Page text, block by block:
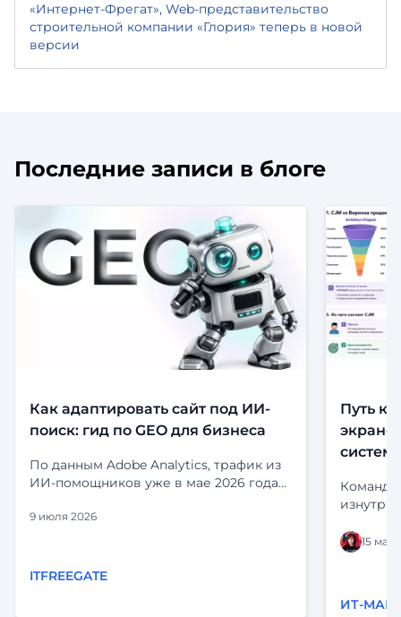
«Интернет-Фрегат», Web-представительство
строительной компании «Глория» теперь в новой
версии
Последние записи в блоге
Как адаптировать сайт под ИИ-
поиск: гид по GEO для бизнеса
По данным Adobe Analytics, трафик из
ИИ-помощников уже в мае 2026 года
визит, чем органический поиск.
— они дольше остаются, глубже
9 июля 2026
ITFREEGATE
Путь
Команда
15 мая
ИТ-